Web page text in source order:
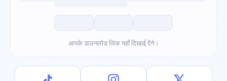
आपके डाउनलोड लिंक यहाँ दिखाई देंगे।